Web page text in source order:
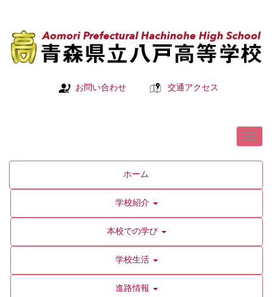
お問い合わせ 交通アクセス
ホーム
学校紹介
本校での学び
学校生活
進路情報